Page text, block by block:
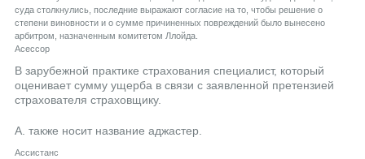
суда столкнулись, последние выражают согласие на то, чтобы решение о
степени виновности и о сумме причиненных повреждений было вынесено
арбитром, назначенным комитетом Ллойда.
Aсессор
В зарубежной практике страхования специалист, который
оценивает сумму ущерба в связи с заявленной претензией
страхователя страховщику.
А. также носит название аджастер.
Aссистанс